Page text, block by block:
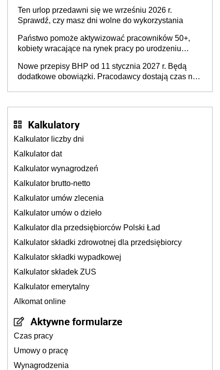
Ten urlop przedawni się we wrześniu 2026 r.
Sprawdź, czy masz dni wolne do wykorzystania
Państwo pomoże aktywizować pracowników 50+,
kobiety wracające na rynek pracy po urodzeniu
neuroatypowe. Powstanie Fundusz na rzecz
Inkluzywności w Zatrudnianiu?
Nowe przepisy BHP od 11 stycznia 2027 r. Będą
dodatkowe obowiązki. Pracodawcy dostają czas na
Kalkulatory
Kalkulator liczby dni
Kalkulator dat
Kalkulator wynagrodzeń
Kalkulator brutto-netto
Kalkulator umów zlecenia
Kalkulator umów o dzieło
Kalkulator dla przedsiębiorców Polski Ład
Kalkulator składki zdrowotnej dla przedsiębiorcy
Kalkulator składki wypadkowej
Kalkulator składek ZUS
Kalkulator emerytalny
Alkomat online
Aktywne formularze
Czas pracy
Umowy o pracę
Wynagrodzenia